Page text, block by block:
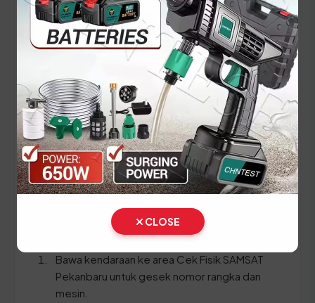
(Ganti Plat) di Riau
Setiap lima tahun, pemilik kendaraan wajib
melakukan pergantian pelat nomor dan cek fisik
kendaraan. Siapkan dokumen tambahan ini:
STNK asli
KTP asli
SKPD asli
BPKB asli & copy
Ikuti panduan langkah demi langkah berikut:
Bawa kendaraan ke area Cek Fisik SAMSAT
Pekanbaru untuk gesek nomor rangka dan
mesin.
CLOSE